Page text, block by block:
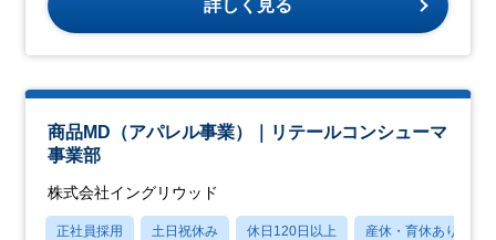
詳しく見る
商品MD（アパレル事業）｜リテールコンシューマ
事業部
株式会社イングリウッド
正社員採用 土日祝休み 休日120日以上 産休・育休あり